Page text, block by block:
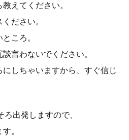
えてください。
ださい。
ころ。
言わないでください。
しちゃいますから、すぐ信じ
出発しますので、
。